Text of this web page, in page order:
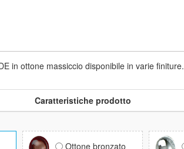
in ottone massiccio disponibile in varie finiture.
Caratteristiche prodotto
Ottone bronzato